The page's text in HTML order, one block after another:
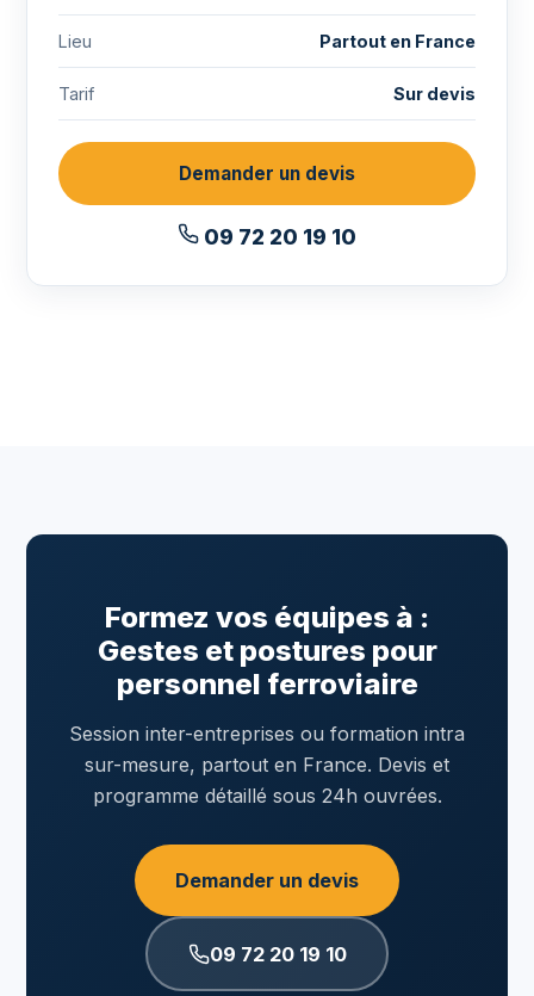
Lieu Partout en France
Tarif Sur devis
Demander un devis
09 72 20 19 10
Formez vos équipes à :
Gestes et postures pour
personnel ferroviaire
Session inter-entreprises ou formation intra
sur-mesure, partout en France. Devis et
programme détaillé sous 24h ouvrées.
Demander un devis
09 72 20 19 10